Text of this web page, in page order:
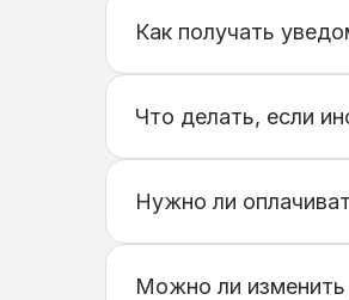
Как получать
Уведомления так же
Что делать, если
другого
Нужно ли
Можно ли изменить